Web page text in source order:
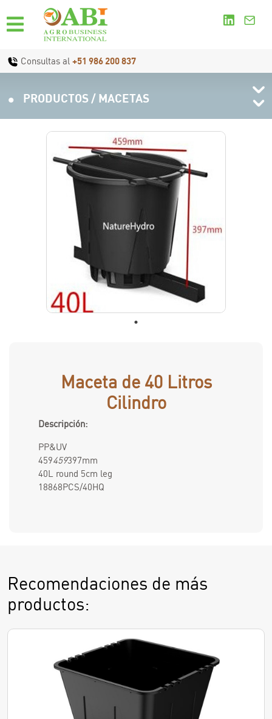
Consultas al +51 986 200 837
. PRODUCTOS / MACETAS
Maceta de 40 Litros
Cilindro
Descripción:
PP&UV
459459397mm
40L round 5cm leg
18868PCS/40HQ
Recomendaciones de más
productos: